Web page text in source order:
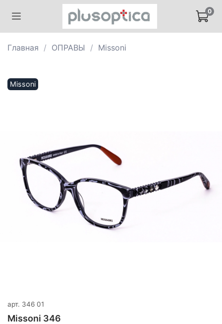
0
Главная ОПРАВЫ Missoni
Missoni
арт. 346 01
Missoni 346